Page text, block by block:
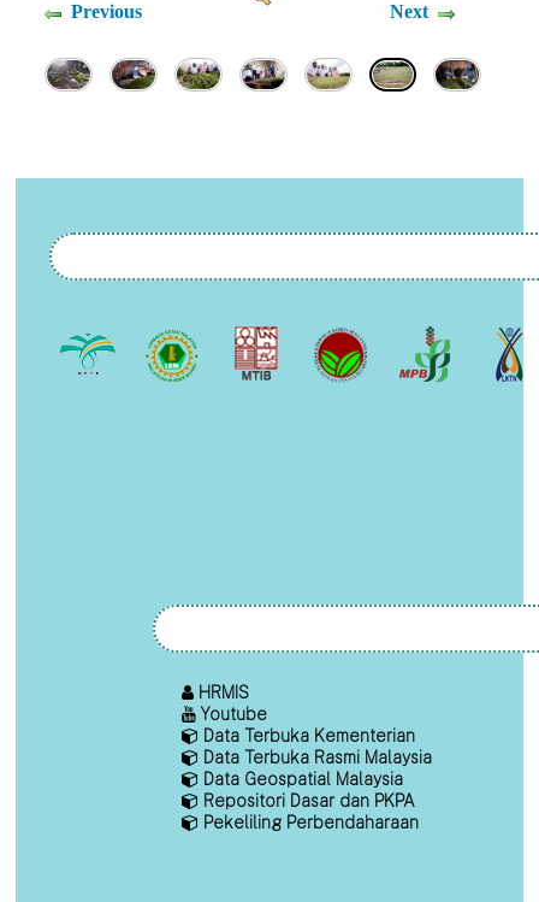
Previous Next
HRMIS
Youtube
Data Terbuka Kementerian
Data Terbuka Rasmi Malaysia
Data Geospatial Malaysia
Repositori Dasar dan PKPA
Pekeliling Perbendaharaan